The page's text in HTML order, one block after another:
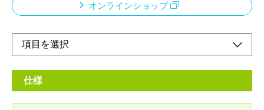
オンラインショップ
仕様